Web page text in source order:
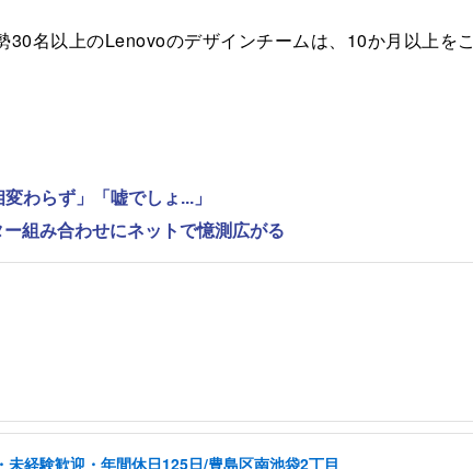
名以上のLenovoのデザインチームは、10か月以上を
わらず」「嘘でしょ...」
組み合わせにネットで憶測広がる
経験歓迎・年間休日125日/豊島区南池袋2丁目